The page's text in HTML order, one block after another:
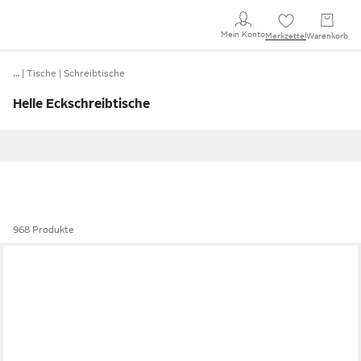
Mein KontoMerkzettel Warenkorb
… Tische Schreibtische
Helle Eckschreibtische
968 Produkte